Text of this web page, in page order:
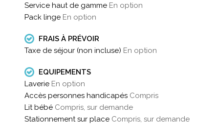
Service haut de gamme En option
Pack linge En option
FRAIS À PRÉVOIR
Taxe de séjour (non incluse) En option
EQUIPEMENTS
Laverie En option
Accès personnes handicapés Compris
Lit bébé Compris, sur demande
Stationnement sur place Compris, sur demande